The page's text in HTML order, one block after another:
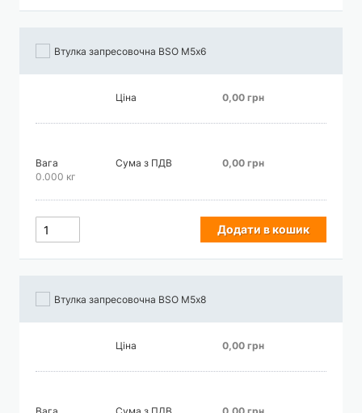
Втулка запресовочна BSO М5х6
Ціна 0,00 грн
Вага
0.000 кг
Сума з ПДВ 0,00 грн
Додати в кошик
Втулка запресовочна BSO М5х8
Ціна 0,00 грн